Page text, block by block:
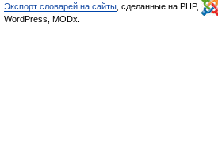
Экспорт словарей на сайты , сделанные на PHP,
WordPress, MODx.